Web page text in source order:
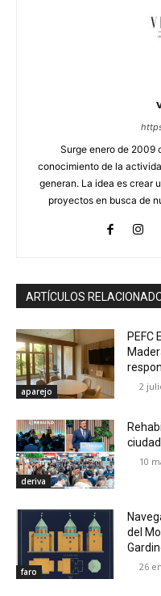
Surge enero de 2009
conocimiento de la
generan. La idea es crear
proyectos en busca de
ARTÍCULOS
aparejo
PEFC
2
deriva
10
faro
del
26